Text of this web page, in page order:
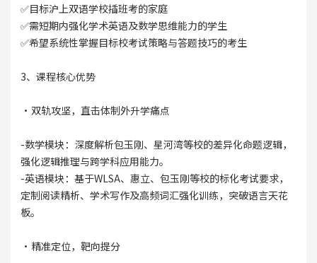
✅目标沪上双语学校插班考的家庭
✅需短期内强化学术英语及数学思维能力的学生
✅希望系统性掌握目标校考试策略与答题技巧的考生
3、课程核心优势
·双轨攻坚，直击体制外升学痛点
-数学模块：深度解析包玉刚、星河湾等校的差异化命题逻辑，
强化逻辑推理与跨学科应用能力。
-英语模块：基于WLSA、惠立、包玉刚等校的标化考试要求，
定制阅读精析、学术写作及高频词汇强化训练，突破语言天花
板。
·精准定位，靶向提分